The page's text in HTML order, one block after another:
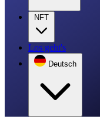
NFT
Los geht's
Deutsch